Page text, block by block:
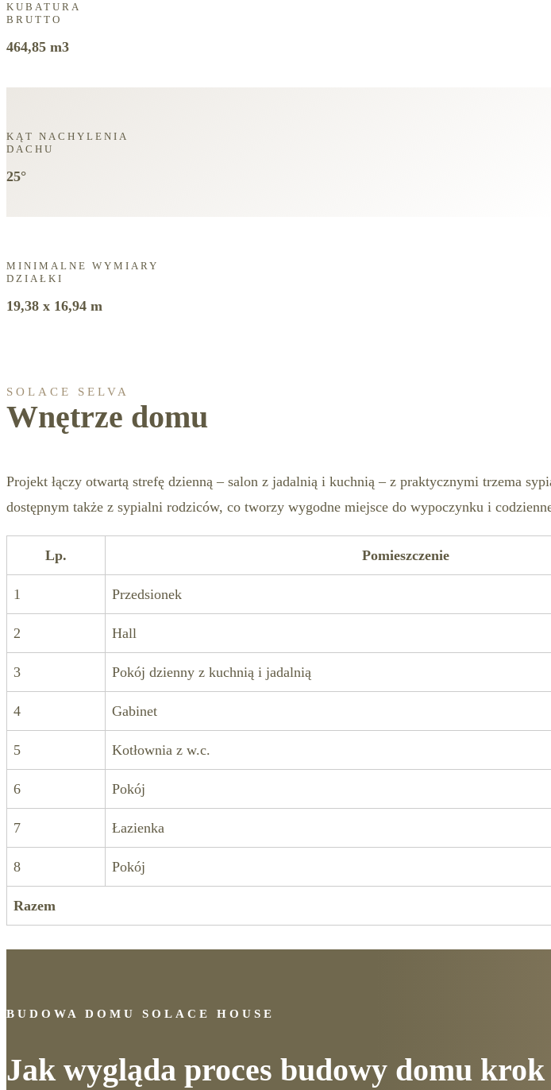
KUBATURA
BRUTTO
464,85 m3
KĄT NACHYLENIA
DACHU
25°
MINIMALNE WYMIARY
DZIAŁKI
19,38 x 16,94 m
SOLACE SELVA
Wnętrze domu
Projekt łączy otwartą strefę dzienną – salon z jadalnią i kuchnią – z praktycznymi trzema
dostępnym także z sypialni rodziców, co tworzy wygodne miejsce do wypoczynku i
Lp. Pomieszczenie
1 Przedsionek
2 Hall
3 Pokój dzienny z kuchnią i jadalnią
4 Gabinet
5 Kotłownia z w.c.
6 Pokój
7 Łazienka
8 Pokój
Razem
BUDOWA DOMU SOLACE HOUSE
Jak wygląda proces budowy domu